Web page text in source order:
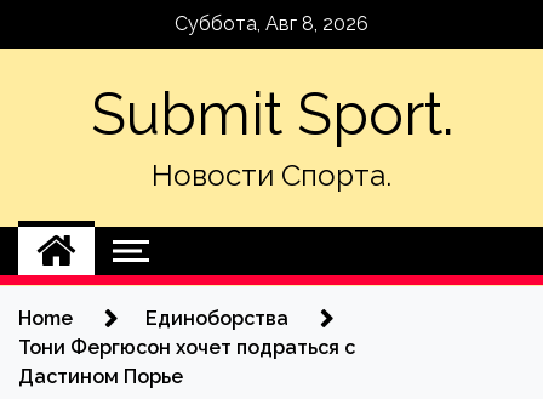
Суббота, Авг 8, 2026
Submit Sport.
Новости Спорта.
Home
Единоборства
Тони Фергюсон хочет подраться с
Дастином Порье